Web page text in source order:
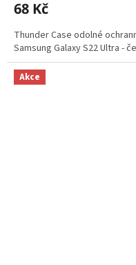
68 Kč
Thunder Case odolné
Samsung Galaxy S22 Ultra -
Akce